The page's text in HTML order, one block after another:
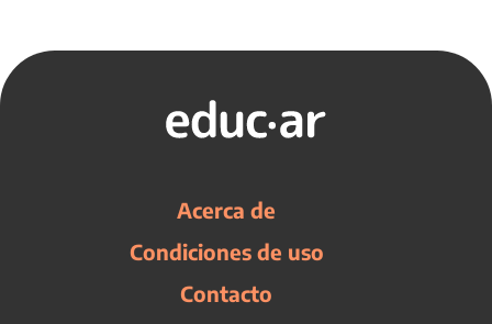
Acerca de
Condiciones de uso
Contacto